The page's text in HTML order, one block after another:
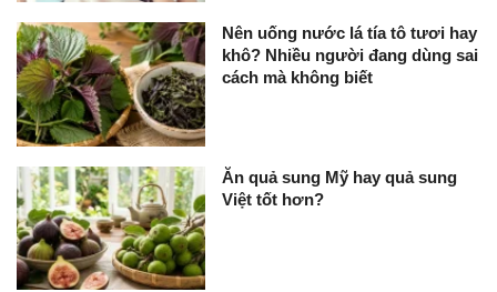
Nên uống nước lá tía tô tươi hay
khô? Nhiều người đang dùng sai
cách mà không biết
Ăn quả sung Mỹ hay quả sung
Việt tốt hơn?